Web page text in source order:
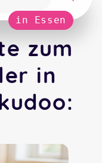
in Essen
zum
in